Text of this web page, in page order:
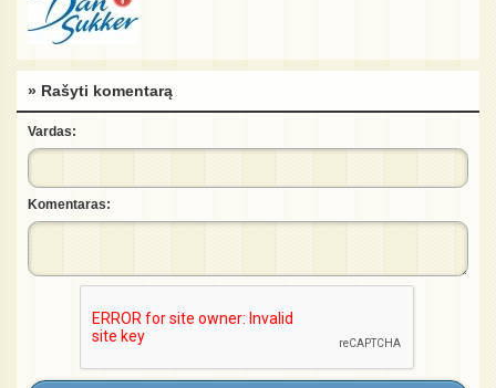
» Rašyti komentarą
Vardas:
Komentaras: